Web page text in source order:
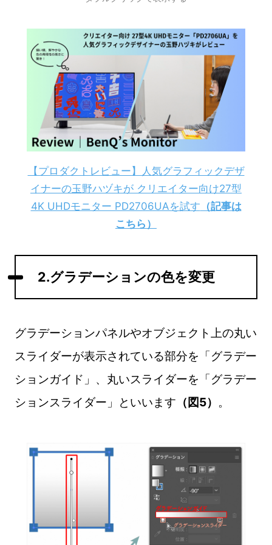
【プロダクトレビュー】人気グラフィックデザ
イナーの玉野ハヅキが クリエイター向け27型
4K UHDモニター PD2706UAを試す （記事は
こちら）
2.グラデーションの色を変更
グラデーションパネルやオブジェクト上の丸い
スライダーが表示されている部分を「グラデー
ションガイド」、丸いスライダーを「グラデー
ションスライダー」といいます （図5） 。